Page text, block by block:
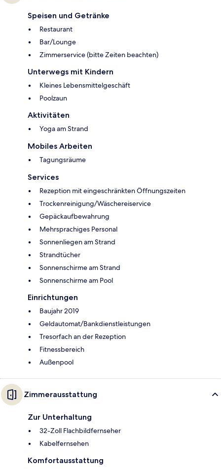
Speisen und Getränke
Restaurant
Bar/Lounge
Zimmerservice (bitte Zeiten beachten)
Unterwegs mit Kindern
Kleines Lebensmittelgeschäft
Poolzaun
Aktivitäten
Yoga am Strand
Mobiles Arbeiten
Tagungsräume
Services
Rezeption mit eingeschränkten Öffnungszeiten
Trockenreinigung/Wäschereiservice
Gepäckaufbewahrung
Mehrsprachiges Personal
Sonnenliegen am Strand
Strandtücher
Sonnenschirme am Strand
Sonnenschirme am Pool
Einrichtungen
Baujahr 2019
Geldautomat/Bankdienstleistungen
Tresorfach an der Rezeption
Fitnessbereich
Außenpool
Zimmerausstattung
Zur Unterhaltung
32-Zoll Flachbildfernseher
Kabelfernsehen
Komfortausstattung